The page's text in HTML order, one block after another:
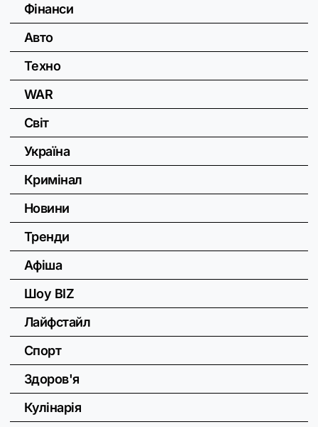
Фінанси
Авто
Техно
WAR
Світ
Україна
Кримінал
Новини
Тренди
Афіша
Шоу BIZ
Лайфстайл
Спорт
Здоров'я
Кулінарія